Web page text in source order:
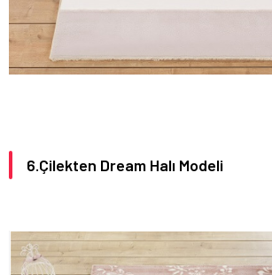
6.Çilekten Dream Halı Modeli